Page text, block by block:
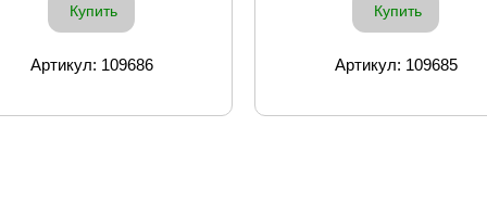
Купить
Артикул: 109686
Купить
Артикул: 109685